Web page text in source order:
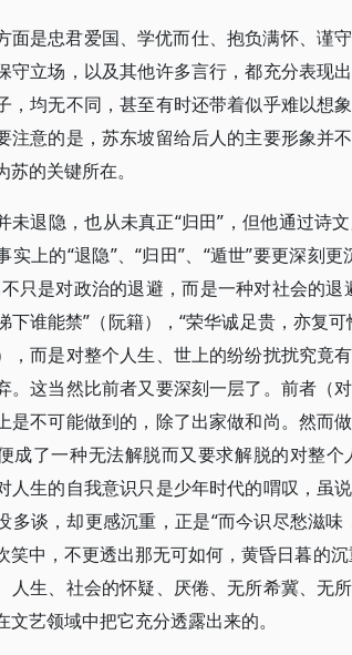
面是忠君爱国、学优而仕、抱负满怀、谨
守立场，以及其他许多言行，都充分表现
，均无不同，甚至有时还带着似乎难以想
注意的是，苏东坡留给后人的主要形象并
的关键所在。
未退隐，也从未真正“归田”，但他通过诗
实上的“退隐”、“归田”、“遁世”要更深刻
只是对政治的退避，而是一种对社会的
下谁能禁”（阮籍），“荣华诚足贵，亦复
，而是对整个人生、世上的纷纷扰扰究竟
。这当然比前者又要深刻一层了。前者（
是不可能做到的，除了出家做和尚。然而
成了一种无法解脱而又要求解脱的对整
人生的自我意识只是少年时代的喟叹，虽
多谈，却更感沉重，正是“而今识尽愁滋
笑中，不更透出那无可如何，黄昏日暮的
人生、社会的怀疑、厌倦、无所希冀、无
文艺领域中把它充分透露出来的。